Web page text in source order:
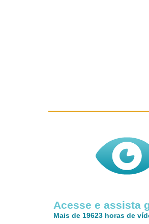
Acesse e assista
Mais de 19623 horas de